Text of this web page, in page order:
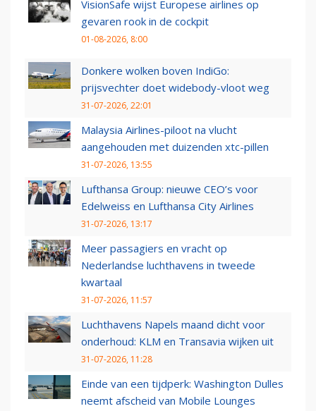
VisionSafe wijst Europese airlines op
gevaren rook in de cockpit
01-08-2026, 8:00
Donkere wolken boven IndiGo:
prijsvechter doet widebody-vloot weg
31-07-2026, 22:01
Malaysia Airlines-piloot na vlucht
aangehouden met duizenden xtc-pillen
31-07-2026, 13:55
Lufthansa Group: nieuwe CEO’s voor
Edelweiss en Lufthansa City Airlines
31-07-2026, 13:17
Meer passagiers en vracht op
Nederlandse luchthavens in tweede
kwartaal
31-07-2026, 11:57
Luchthavens Napels maand dicht voor
onderhoud: KLM en Transavia wijken uit
31-07-2026, 11:28
Einde van een tijdperk: Washington Dulles
neemt afscheid van Mobile Lounges